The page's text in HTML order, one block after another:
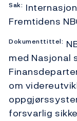
Sak:
Fremtidens
Dokumenttittel:
med Nasjonal
om
forsvarlig